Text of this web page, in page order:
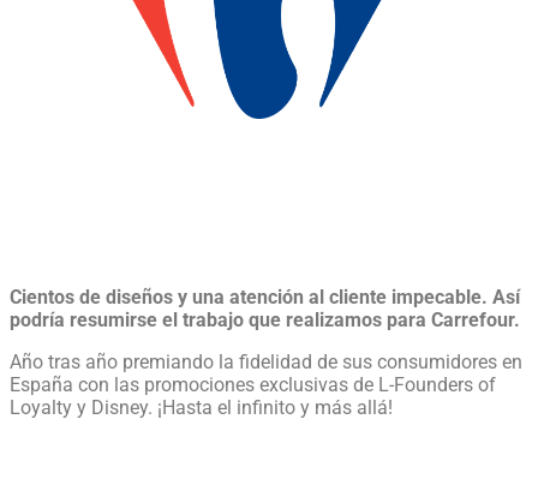
Cientos de diseños y una atención al cliente impecable. Así
podría resumirse el trabajo que realizamos para Carrefour.
Año tras año premiando la fidelidad de sus consumidores en
España con las promociones exclusivas de L-Founders of
Loyalty y Disney. ¡Hasta el infinito y más allá!